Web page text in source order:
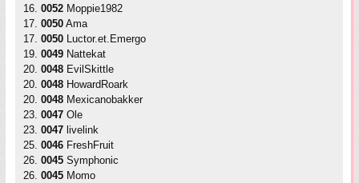
16. 0052 Moppie1982
17. 0050 Ama
17. 0050 Luctor.et.Emergo
19. 0049 Nattekat
20. 0048 EvilSkittle
20. 0048 HowardRoark
20. 0048 Mexicanobakker
23. 0047 Ole
23. 0047 livelink
25. 0046 FreshFruit
26. 0045 Symphonic
26. 0045 Momo